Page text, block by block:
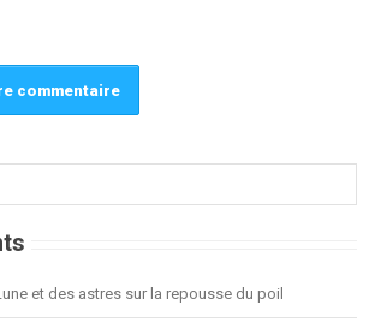
et des astres sur la repousse du poil